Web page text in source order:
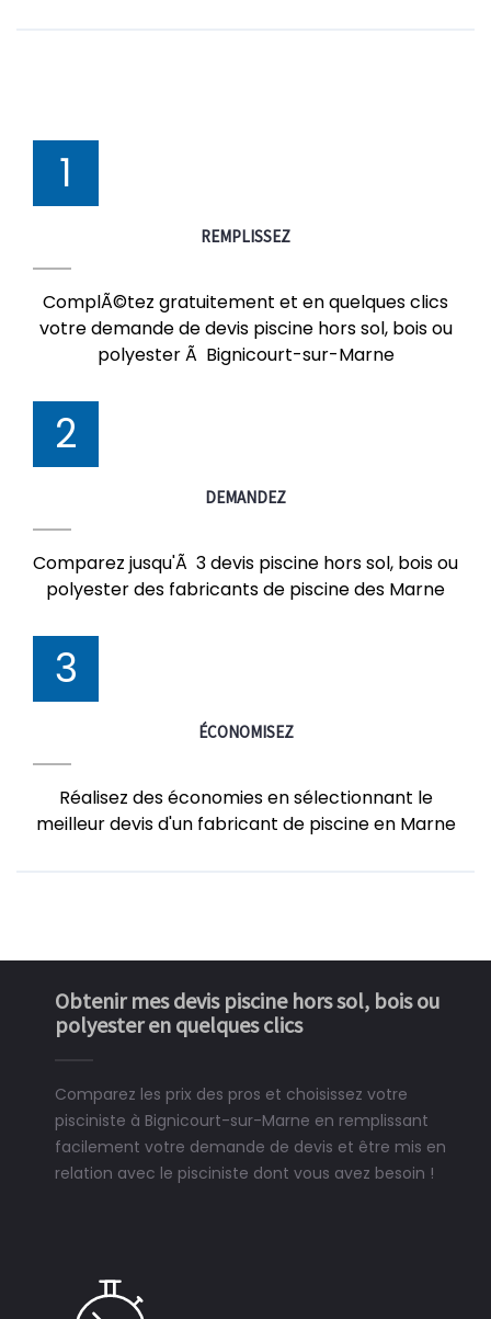
1
REMPLISSEZ
ComplÃ©tez gratuitement et en quelques clics
votre demande de devis piscine hors sol, bois ou
polyester Ã Bignicourt-sur-Marne
2
DEMANDEZ
Comparez jusqu'Ã 3 devis piscine hors sol, bois ou
polyester des fabricants de piscine des Marne
3
ÉCONOMISEZ
Réalisez des économies en sélectionnant le
meilleur devis d'un fabricant de piscine en Marne
Obtenir mes devis piscine hors sol, bois ou
polyester en quelques clics
Comparez les prix des pros et choisissez votre
pisciniste à Bignicourt-sur-Marne en remplissant
facilement votre demande de devis et être mis en
relation avec le pisciniste dont vous avez besoin !